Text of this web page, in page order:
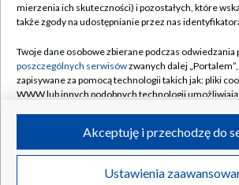
Naziemna Telewizja Cyfrowa
Rada Programowa
System NOS
Informacje o nadawcy
Program dla prasy
Pomoc
Kontakt
Kanały
©2026 Telewizja Polska S.A. w
mierzenia ich skuteczności) i pozostałych, które
także zgody na udostępnianie przez nas
Twoje dane osobowe zbierane podczas odwiedzania
poszczególnych serwisówzwanych dalej
zapisywane za pomocą technologii takich jak: pliki
WWW lub innych podobnych technologii
ruchu w Internecie.
Twoje dane osobowe zbierane podczas odwiedzania
poszczególnych serwisówna Portalu, takie jak
Ustawienia
Akceptuję i przechodzę do